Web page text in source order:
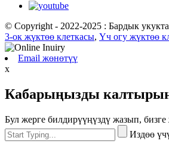
© Copyright - 2022-2025 : Бардык
3-ок жүктөө клеткасы, Үч огу жүктөө
Email жөнөтүү
x
Кабарыңызды
Бул жерге билдирүүңүздү жазып, бизге
Издөө